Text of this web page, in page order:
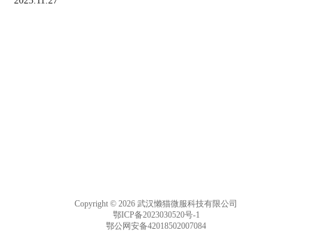
Copyright © 2026 武汉懒猫微服科技有限公司
鄂ICP备2023030520号-1
鄂公网安备42018502007084